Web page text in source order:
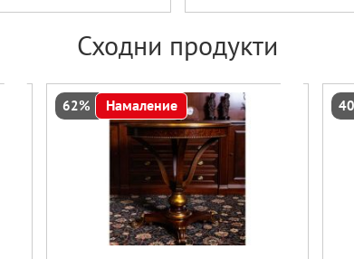
Сходни продукти
62% Намаление